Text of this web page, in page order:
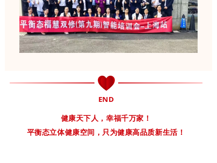
END
健康天下人，幸福千万家！
平衡态立体健康空间，只为健康高品质新生活！